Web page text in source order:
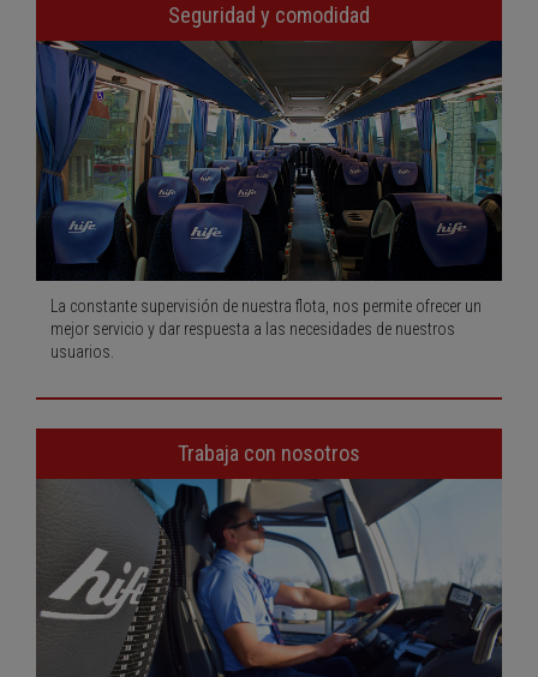
Seguridad y comodidad
La constante supervisión de nuestra flota, nos permite ofrecer un
mejor servicio y dar respuesta a las necesidades de nuestros
usuarios.
Trabaja con nosotros